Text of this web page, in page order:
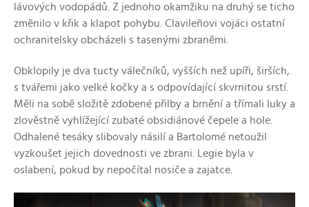
lávových vodopádů. Z jednoho okamžiku na druhý se ticho
změnilo v křik a klapot pohybu. Clavileñovi vojáci ostatní
ochranitelsky obcházeli s tasenými zbraněmi.
Obklopily je dva tucty válečníků, vyšších než upíři, širších,
s tvářemi jako velké kočky a s odpovídající skvrnitou srstí.
Měli na sobě složitě zdobené přilby a brnění a třímali luky a
zlověstně vyhlížející zubaté obsidiánové čepele a hole.
Odhalené tesáky slibovaly násilí a Bartolomé netoužil
vyzkoušet jejich dovednosti ve zbrani. Legie byla v
oslabení, pokud by nepočítal nosiče a zajatce.